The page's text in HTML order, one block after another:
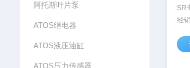
阿托斯叶片泵
ATOS继电器
ATOS液压油缸
ATOS压力传感器
SR
经